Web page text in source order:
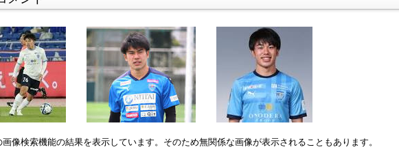
像検索機能の結果を表示しています。そのため無関係な画像が表示されることもあります。